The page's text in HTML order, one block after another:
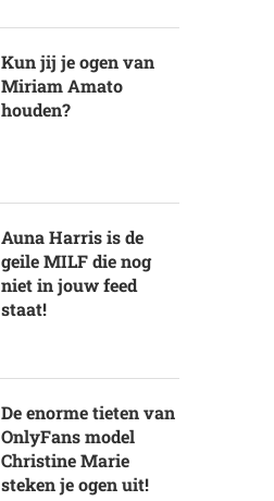
Kun jij je ogen van
Miriam Amato
houden?
Auna Harris is de
geile MILF die nog
niet in jouw feed
staat!
De enorme tieten van
OnlyFans model
Christine Marie
steken je ogen uit!